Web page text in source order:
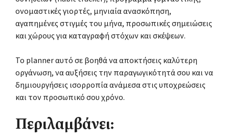
ονομαστικές γιορτές, μηνιαία ανασκόπηση,
αγαπημένες στιγμές του μήνα, προσωπικές σημειώσεις
και χώρους για καταγραφή στόχων και σκέψεων.
Το planner αυτό σε βοηθά να αποκτήσεις καλύτερη
οργάνωση, να αυξήσεις την παραγωγικότητά σου και να
δημιουργήσεις ισορροπία ανάμεσα στις υποχρεώσεις
και τον προσωπικό σου χρόνο.
Περιλαμβάνει: